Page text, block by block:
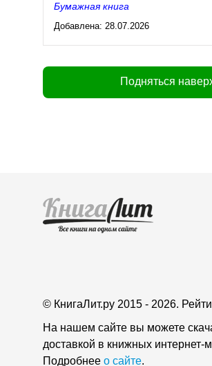
Бумажная книга
Добавлена: 28.07.2026
03:23
Подняться
© КнигаЛит.ру 2015 - 2026.
На нашем сайте вы можете
доставкой в книжных
Подробнее о сайте.